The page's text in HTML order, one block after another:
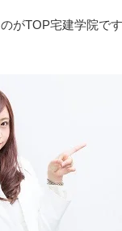
がTOP宅建学院で